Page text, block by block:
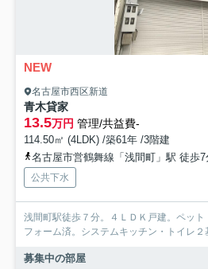
NEW
名古屋市西区新道
青木貸家
13.5万円 管理/共益費-
114.50㎡ (4LDK) /築61年 /3階建
名古屋市営鶴舞線「浅間町」駅 徒歩7
公共下水
浅間町駅徒歩７分。４ＬＤＫ戸建。ペット
フォーム済。システムキッチン・トイレ２
募集中の部屋